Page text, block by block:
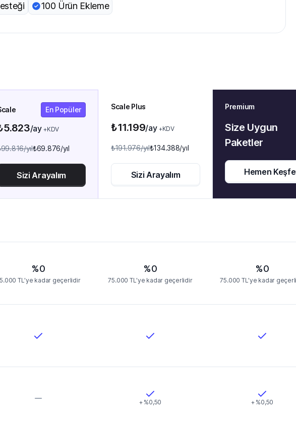
100 Ürün Ekleme
En Popüler
/ay+KDV
/yıl₺69.876/yıl
Sizi Arayalım
Scale Plus
₺11.199/ay +KDV
₺191.976/yıl₺134.388/yıl
Sizi Arayalım
Premium
Size Uygun
Paketler
Hemen
%0
TL’ye kadar geçerlidir
%0
75.000 TL’ye kadar geçerlidir
%0
75.000 TL’ye kadar
+ %0,50 + %0,50